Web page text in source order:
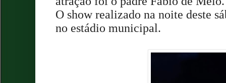
O show realizado na noite deste
no estádio municipal.